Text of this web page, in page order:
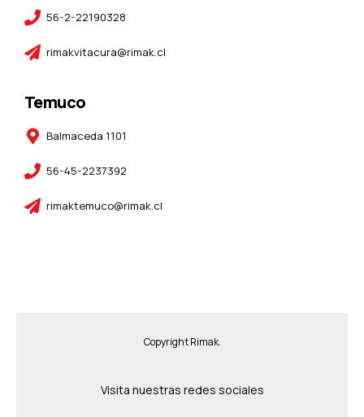
56-2-22190328
rimakvitacura@rimak.cl
Temuco
Balmaceda 1101
56-45-2237392
rimaktemuco@rimak.cl
Copyright Rimak.
Visita nuestras redes sociales